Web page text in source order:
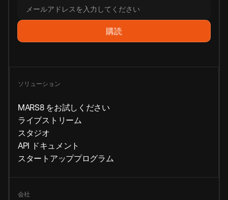
ソリューション
MARS8 をお試しください
ライブストリーム
スタジオ
API ドキュメント
スタートアッププログラム
会社